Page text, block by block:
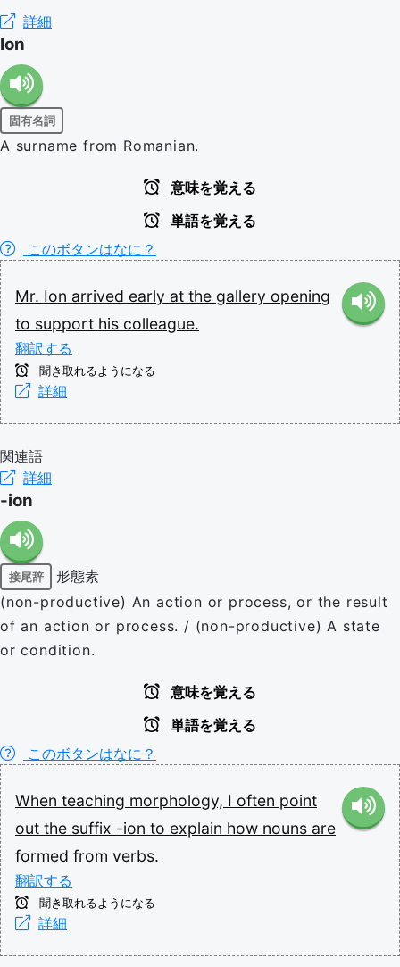
詳細
Ion
固有名詞
A surname from Romanian.
意味を覚える
単語を覚える
このボタンはなに？
Mr. Ion arrived early at the gallery opening
to support his colleague.
翻訳する
聞き取れるようになる
詳細
関連語
詳細
-ion
接尾辞
形態素
(non-productive) An action or process, or the result
of an action or process. / (non-productive) A state
or condition.
意味を覚える
単語を覚える
このボタンはなに？
When teaching morphology, I often point
out the suffix -ion to explain how nouns are
formed from verbs.
翻訳する
聞き取れるようになる
詳細